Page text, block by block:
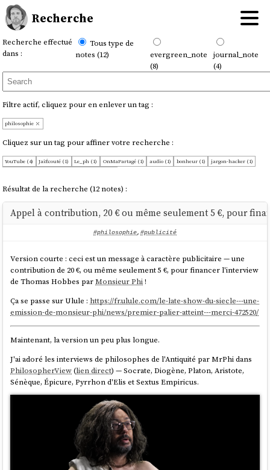
Recherche
Recherche effectué
dans :
Tous type de
notes (12)
evergreen_note
(8)
journal_note
(4)
Filtre actif, cliquez pour en enlever un tag :
philosophie
Cliquez sur un tag pour affiner votre recherche :
YouTube (4) JaiÉcouté (1) Le_ph (1) OnMaPartagé (1) audio (1) bonheur (1)
jargon-hacker (1)
Résultat de la recherche (12 notes) :
Appel à contribution, 20 € ou même seulement 5 €, pour
#philosophie, #publicité
Version courte : ceci est un message à caractère publicitaire — une
contribution de 20 €, ou même seulement 5 €, pour financer l'interview
de Thomas Hobbes parMonsieur Phi!
Ça se passe sur Ulule : https://fr.ulule.com/le-late-show-du-siecle---une-
emission-de-monsieur-phi/news/premier-palier-atteint---merci-472520/
Maintenant, la version un peu plus longue.
J'ai adoré les interviews de philosophes de l'Antiquité par MrPhi dans
PhilosopherView(lien direct) — Socrate, Diogène, Platon, Aristote,
Sénèque, Épicure, Pyrrhon d'Elis et Sextus Empiricus.